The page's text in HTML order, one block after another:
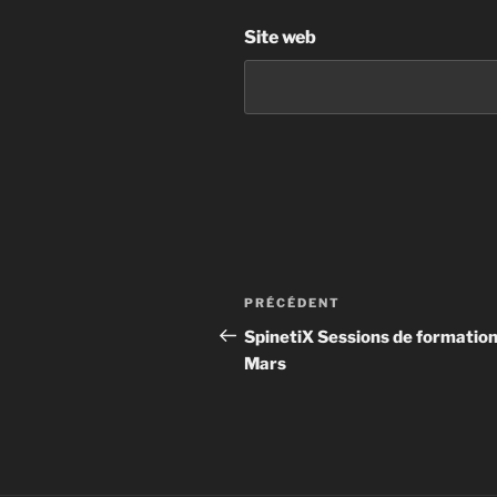
Site web
PRÉCÉDENT
SpinetiX Sessions de
Mars